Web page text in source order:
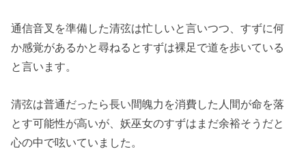
通信音叉を準備した清弦は忙しいと言いつつ、すずに何
か感覚があるかと尋ねるとすずは裸足で道を歩いている
と言います。
清弦は普通だったら長い間魄力を消費した人間が命を落
とす可能性が高いが、妖巫女のすずはまだ余裕そうだと
心の中で呟いていました。